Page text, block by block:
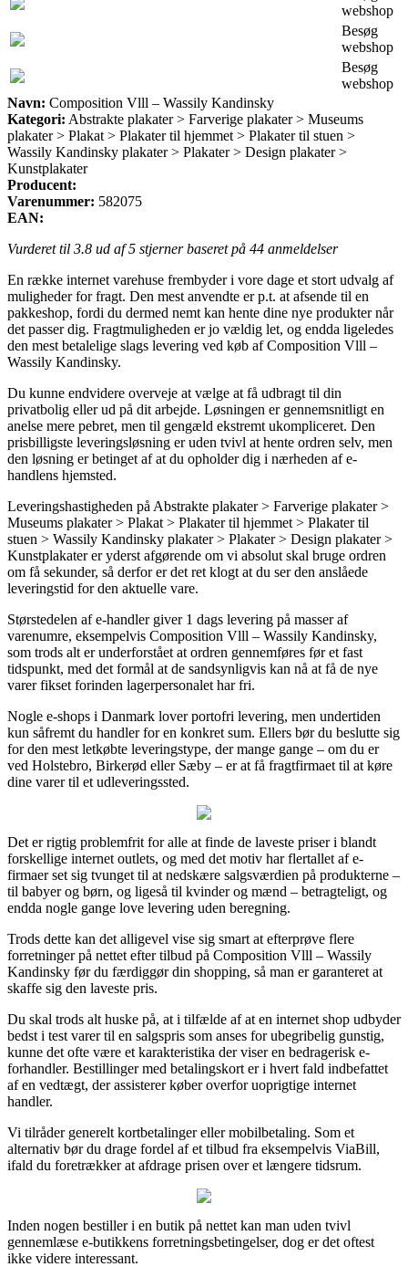
webshop
Besøg
webshop
Besøg
webshop
Navn: Composition Vlll – Wassily Kandinsky
Kategori: Abstrakte plakater > Farverige plakater > Museums
plakater > Plakat > Plakater til hjemmet > Plakater til stuen >
Wassily Kandinsky plakater > Plakater > Design plakater >
Kunstplakater
Producent:
Varenummer: 582075
EAN:
Vurderet til 3.8 ud af 5 stjerner baseret på 44 anmeldelser
En række internet varehuse frembyder i vore dage et stort udvalg af
muligheder for fragt. Den mest anvendte er p.t. at afsende til en
pakkeshop, fordi du dermed nemt kan hente dine nye produkter når
det passer dig. Fragtmuligheden er jo vældig let, og endda ligeledes
den mest betalelige slags levering ved køb af Composition Vlll –
Wassily Kandinsky.
Du kunne endvidere overveje at vælge at få udbragt til din
privatbolig eller ud på dit arbejde. Løsningen er gennemsnitligt en
anelse mere pebret, men til gengæld ekstremt ukompliceret. Den
prisbilligste leveringsløsning er uden tvivl at hente ordren selv, men
den løsning er betinget af at du opholder dig i nærheden af e-
handlens hjemsted.
Leveringshastigheden på Abstrakte plakater > Farverige plakater >
Museums plakater > Plakat > Plakater til hjemmet > Plakater til
stuen > Wassily Kandinsky plakater > Plakater > Design plakater >
Kunstplakater er yderst afgørende om vi absolut skal bruge ordren
om få sekunder, så derfor er det ret klogt at du ser den anslåede
leveringstid for den aktuelle vare.
Størstedelen af e-handler giver 1 dags levering på masser af
varenumre, eksempelvis Composition Vlll – Wassily Kandinsky,
som trods alt er underforstået at ordren gennemføres før et fast
tidspunkt, med det formål at de sandsynligvis kan nå at få de nye
varer fikset forinden lagerpersonalet har fri.
Nogle e-shops i Danmark lover portofri levering, men undertiden
kun såfremt du handler for en konkret sum. Ellers bør du beslutte sig
for den mest letkøbte leveringstype, der mange gange – om du er
ved Holstebro, Birkerød eller Sæby – er at få fragtfirmaet til at køre
dine varer til et udleveringssted.
Det er rigtig problemfrit for alle at finde de laveste priser i blandt
forskellige internet outlets, og med det motiv har flertallet af e-
firmaer set sig tvunget til at nedskære salgsværdien på produkterne –
til babyer og børn, og ligeså til kvinder og mænd – betragteligt, og
endda nogle gange love levering uden beregning.
Trods dette kan det alligevel vise sig smart at efterprøve flere
forretninger på nettet efter tilbud på Composition Vlll – Wassily
Kandinsky før du færdiggør din shopping, så man er garanteret at
skaffe sig den laveste pris.
Du skal trods alt huske på, at i tilfælde af at en internet shop udbyder
bedst i test varer til en salgspris som anses for ubegribelig gunstig,
kunne det ofte være et karakteristika der viser en bedragerisk e-
forhandler. Bestillinger med betalingskort er i hvert fald indbefattet
af en vedtægt, der assisterer køber overfor uoprigtige internet
handler.
Vi tilråder generelt kortbetalinger eller mobilbetaling. Som et
alternativ bør du drage fordel af et tilbud fra eksempelvis ViaBill,
ifald du foretrækker at afdrage prisen over et længere tidsrum.
Inden nogen bestiller i en butik på nettet kan man uden tvivl
gennemlæse e-butikkens forretningsbetingelser, dog er det oftest
ikke videre interessant.